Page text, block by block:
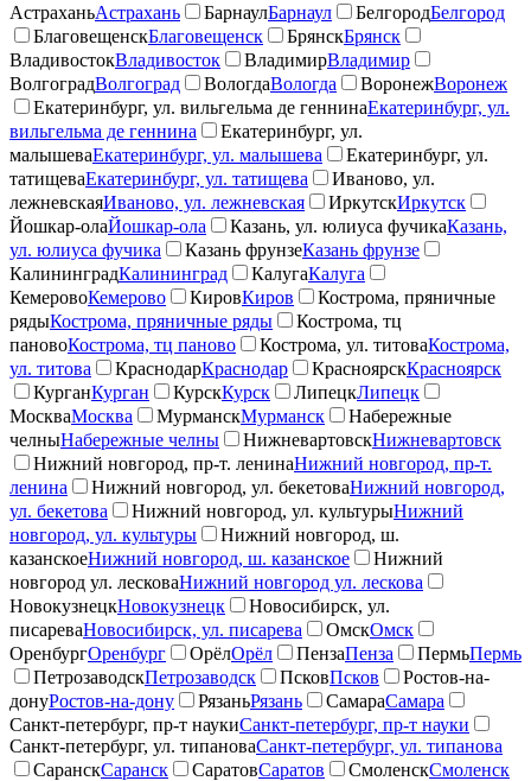
АстраханьАстрахань БарнаулБарнаул БелгородБелгород
БлаговещенскБлаговещенск БрянскБрянск
ВладивостокВладивосток ВладимирВладимир
ВолгоградВолгоград ВологдаВологда ВоронежВоронеж
Екатеринбург, ул. вильгельма де геннинаЕкатеринбург, ул.
вильгельма де геннина
Екатеринбург, ул.
малышеваЕкатеринбург, ул. малышева
Екатеринбург, ул.
татищеваЕкатеринбург, ул. татищева
Иваново, ул.
лежневскаяИваново, ул. лежневская ИркутскИркутск
Йошкар-олаЙошкар-ола Казань, ул. юлиуса фучикаКазань,
ул. юлиуса фучика
Казань фрунзеКазань фрунзе
КалининградКалининград КалугаКалуга
КемеровоКемерово КировКиров
Кострома, пряничные
рядыКострома, пряничные ряды
Кострома, тц
пановоКострома, тц паново Кострома, ул. титоваКострома,
ул. титова
КраснодарКраснодар КрасноярскКрасноярск
КурганКурган КурскКурск ЛипецкЛипецк
МоскваМосква МурманскМурманск
Набережные
челныНабережные челны НижневартовскНижневартовск
Нижний новгород, пр-т. ленинаНижний новгород, пр-т.
ленина
Нижний новгород, ул. бекетоваНижний новгород,
ул. бекетова
Нижний новгород, ул. культурыНижний
новгород, ул. культуры
Нижний новгород, ш.
казанскоеНижний новгород, ш. казанское
Нижний
новгород ул. лесковаНижний новгород ул. лескова
НовокузнецкНовокузнецк
Новосибирск, ул.
писареваНовосибирск, ул. писарева ОмскОмск
ОренбургОренбург ОрёлОрёл ПензаПенза ПермьПермь
ПетрозаводскПетрозаводск ПсковПсков
Ростов-на-
донуРостов-на-дону РязаньРязань СамараСамара
Санкт-петербург, пр-т наукиСанкт-петербург, пр-т науки
Санкт-петербург, ул. типановаСанкт-петербург, ул. типанова
СаранскСаранск СаратовСаратов СмоленскСмоленск